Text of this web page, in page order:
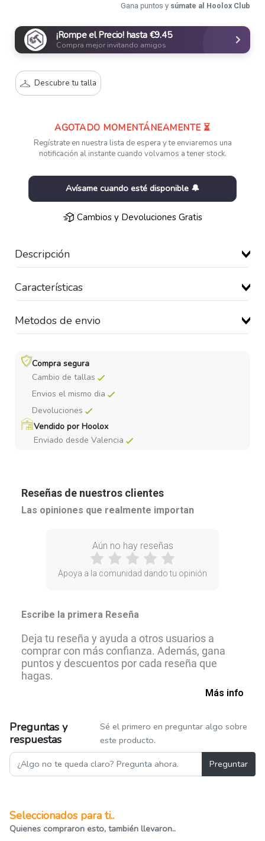
Gana puntos y súmate al Hoolox Club
¡Rompe el Precio! hasta €9.45
Compra mejor invitando amigos
Descubre tu talla
AGOTADO MOMENTÁNEAMENTE ⏳
Regístrate en nuestra lista de espera y te enviaremos una
notificación al instante cuando volvamos a tener stock.
Avísame cuando esté disponible 🔔
Cambios y Devoluciones Gratis
Descripción
Características
Metodos de envio
Compra segura
Cambio de tallas
Envios el mismo dia
Devoluciones
Vendido por Hoolox
Enviado desde Valencia
Reseñas de nuestros clientes
Las opiniones que realmente importan
Aún no hay reseñas
Apoya a la comunidad dando tu opinión
Escribe la primera Reseña
Deja tu reseña y ayuda a otros usuarios a
comprar con más confianza. Además, gana
puntos y descuentos por cada reseña que
hagas.
Más info
Preguntas y
respuestas
Sé el primero en preguntar algo sobre
este producto.
Preguntar
Seleccionados para ti..
Quienes compraron esto, también llevaron..